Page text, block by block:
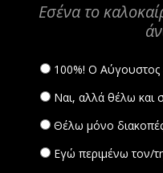
Εσένα το
100%! Ο Αύγουστος
Ναι, αλλά θέλω και
Θέλω μόνο διακοπές
Εγώ περιμένω τον/